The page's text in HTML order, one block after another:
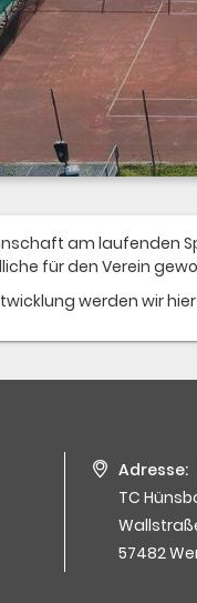
am laufenden
für den Verein
werden wir
Adresse:
TC
57482